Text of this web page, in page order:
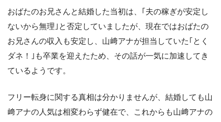
おばたのお兄さんと結婚した当初は、｢夫の稼ぎが安定し
ないから無理｣と否定していましたが、現在ではおばたの
お兄さんの収入も安定し、山﨑アナが担当していた｢とく
ダネ！｣も卒業を迎えたため、その話が一気に加速してき
ているようです。
フリー転身に関する真相は分かりませんが、結婚しても山
﨑アナの人気は相変わらず健在で、これからも山﨑アナの